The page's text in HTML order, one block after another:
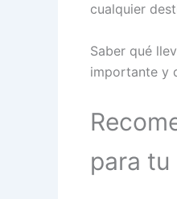
cualquier
Saber qué
importante y
para